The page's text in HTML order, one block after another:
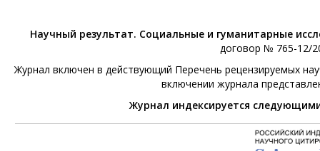
Научный результат. Социальные и гуманитарные
договор № 765-12/
Журнал включен в действующий Перечень рецензируемых
включении журнала
Журнал индексируется